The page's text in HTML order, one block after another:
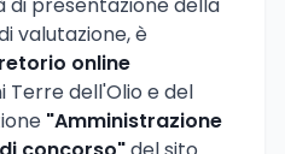
valutazione, è
online
Terre dell'Olio e del
"Amministrazione